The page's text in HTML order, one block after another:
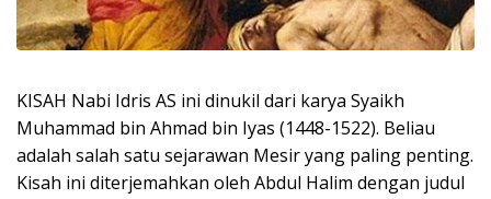
KISAH Nabi Idris AS ini dinukil dari karya Syaikh
Muhammad bin Ahmad bin Iyas (1448-1522). Beliau
adalah salah satu sejarawan Mesir yang paling penting.
Kisah ini diterjemahkan oleh Abdul Halim dengan judul